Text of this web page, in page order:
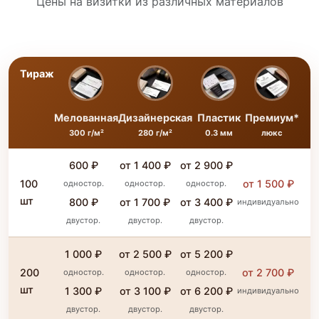
Тираж
Мелованная
300 г/м²
Дизайнерская
280 г/м²
Пластик
0.3 мм
Премиум*
люкс
100
шт
600 ₽
одностор.
800 ₽
двустор.
от 1 400 ₽
одностор.
от 1 700 ₽
двустор.
от 2 900 ₽
одностор.
от 3 400 ₽
двустор.
от 1 500 ₽
индивидуально
200
шт
1 000 ₽
одностор.
1 300 ₽
двустор.
от 2 500 ₽
одностор.
от 3 100 ₽
двустор.
от 5 200 ₽
одностор.
от 6 200 ₽
двустор.
от 2 700 ₽
индивидуально